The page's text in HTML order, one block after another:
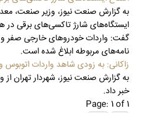
به گزارش صنعت نیوز، وزیر صنعت،
ایستگاه‌های شارژ تاکسی‌های برقی در
گفت: واردات خودروهای خارجی صفر و
نامه‌های مربوطه ابلاغ شده است.
زاکانی: به زودی شاهد واردات اتوبوس
به گزارش صنعت نیوز، شهردار تهران
خبر داد.
Page: 1 of 1